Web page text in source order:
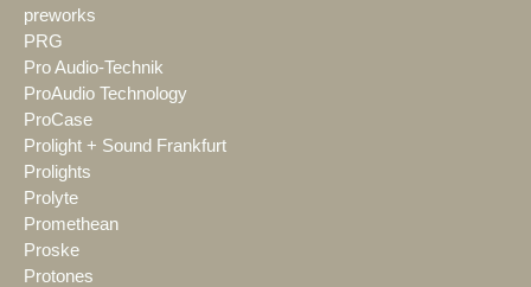
preworks
PRG
Pro Audio-Technik
ProAudio Technology
ProCase
Prolight + Sound Frankfurt
Prolights
Prolyte
Promethean
Proske
Protones